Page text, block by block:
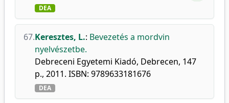
DEA
67.Keresztes, L.: Bevezetés a mordvin
nyelvészetbe.
Debreceni Egyetemi Kiadó, Debrecen, 147
p., 2011. ISBN: 9789633181676
DEA